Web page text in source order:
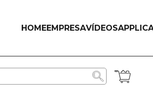
HOMEEMPRESAVÍDEOS